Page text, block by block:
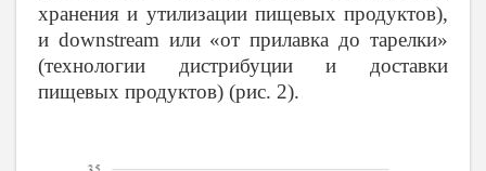
хранения и утилизации пищевых продуктов),
и downstream или «от прилавка до тарелки»
(технологии дистрибуции и доставки
пищевых продуктов) (рис. 2).